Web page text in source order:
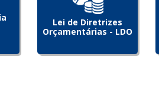
Lei de Diretrizes
Orçamentárias - LDO